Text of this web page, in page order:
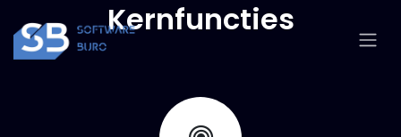
Overslaan naar inhoudKernfuncties